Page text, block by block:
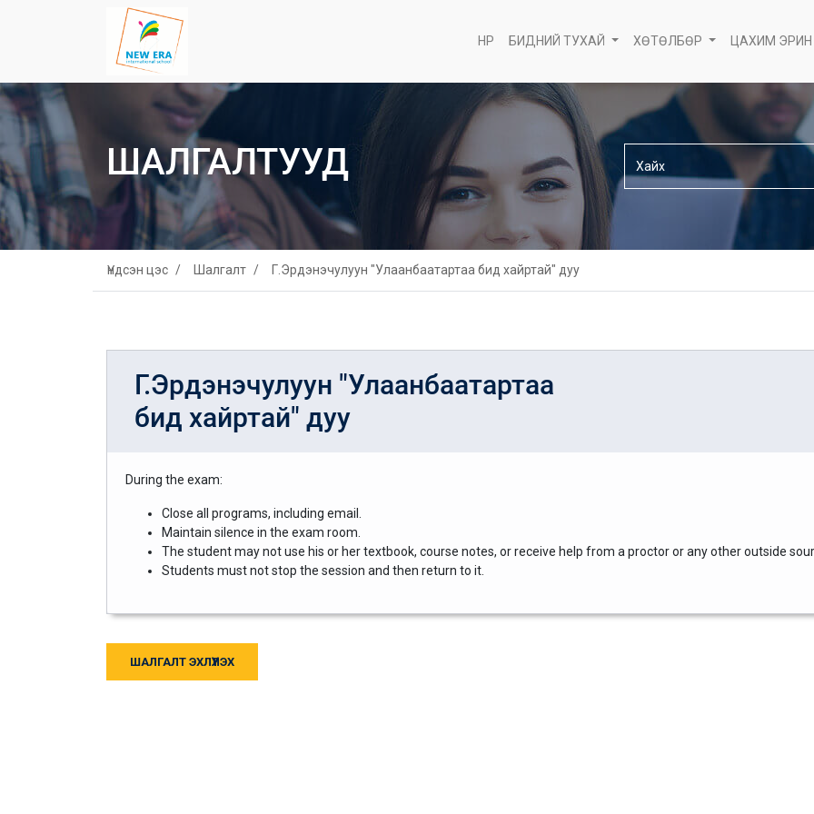
НҮҮР БИДНИЙ ТУХАЙ ХӨТӨЛБӨР ЦАХИМ ЭРИН
ШАЛГАЛТУУД
Үндсэн цэс Шалгалт Г.Эрдэнэчулуун "Улаанбаатартаа бид хайртай" дуу
Г.Эрдэнэчулуун "Улаанбаатартаа
бид хайртай" дуу
During the exam:
Close all programs, including email.
Maintain silence in the exam room.
The student may not use his or her textbook, course notes, or receive help from a proctor or any other outside
Students must not stop the session and then return to it.
ШАЛГАЛТ ЭХЛҮҮЛЭХ